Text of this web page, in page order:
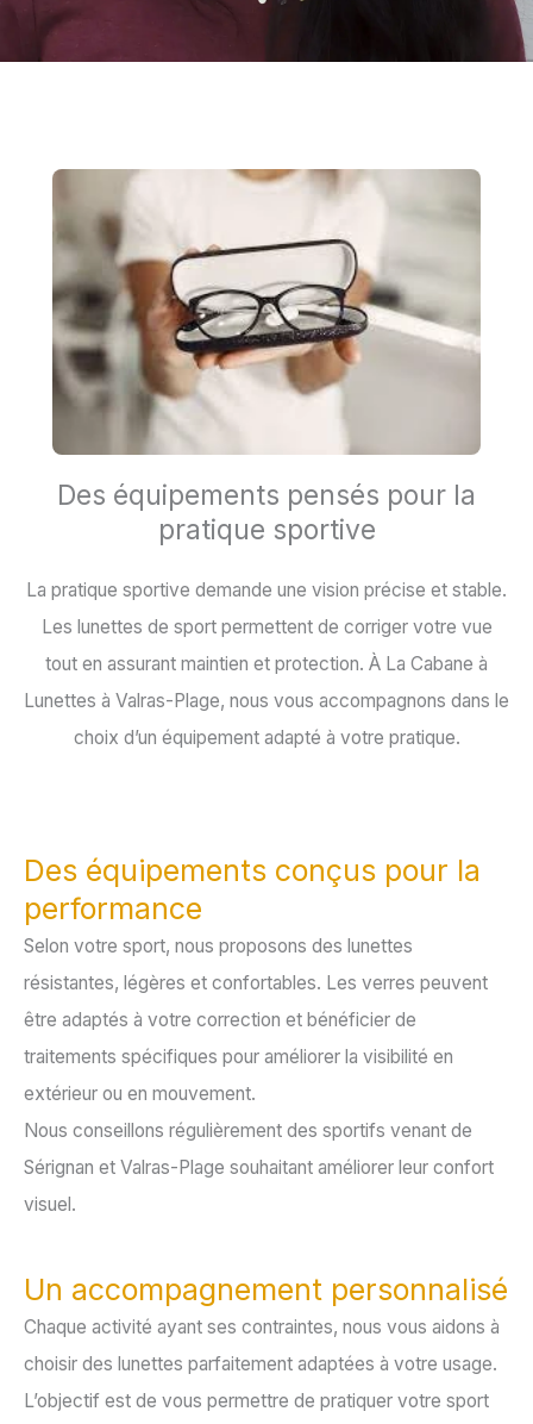
Des équipements pensés pour la
pratique sportive
La pratique sportive demande une vision précise et stable.
Les lunettes de sport permettent de corriger votre vue
tout en assurant maintien et protection. À La Cabane à
Lunettes à Valras-Plage, nous vous accompagnons dans le
choix d’un équipement adapté à votre pratique.
Des équipements conçus pour la
performance
Selon votre sport, nous proposons des lunettes
résistantes, légères et confortables. Les verres peuvent
être adaptés à votre correction et bénéficier de
traitements spécifiques pour améliorer la visibilité en
extérieur ou en mouvement.
Nous conseillons régulièrement des sportifs venant de
Sérignan et Valras-Plage souhaitant améliorer leur confort
visuel.
Un accompagnement personnalisé
Chaque activité ayant ses contraintes, nous vous aidons à
choisir des lunettes parfaitement adaptées à votre usage.
L’objectif est de vous permettre de pratiquer votre sport